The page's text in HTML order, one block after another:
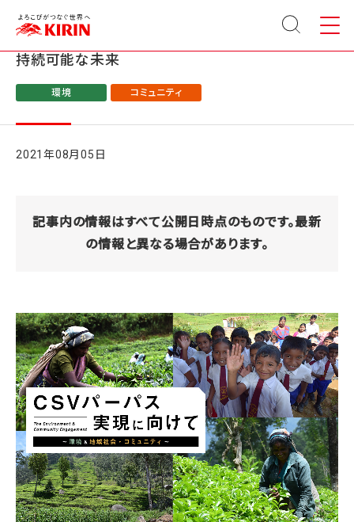
サイト
内検索
メニュ
ー
スリランカと歩んだ35年。『午後の紅茶』が創造する
持続可能な未来
環境 コミュニティ
2021年08月05日
記事内の情報はすべて公開日時点のものです。最新
の情報と異なる場合があります。